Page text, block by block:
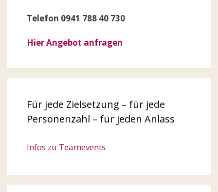
Telefon 0941 788 40 730
Hier Angebot anfragen
Für jede Zielsetzung – für jede
Personenzahl – für jeden Anlass
Infos zu Teamevents